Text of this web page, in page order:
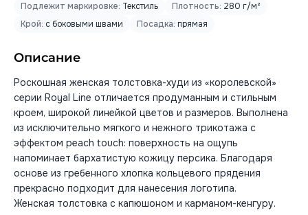
Подлежит маркировке: Текстиль Плотность: 280 г/м²
Крой: с боковыми швами Посадка: прямая
Описание
Роскошная женская толстовка-худи из «королевской»
серии Royal Line отличается продуманным и стильным
кроем, широкой линейкой цветов и размеров. Выполнена
из исключительно мягкого и нежного трикотажа с
эффектом peach touch: поверхность на ощупь
напоминает бархатистую кожицу персика. Благодаря
основе из гребенного хлопка кольцевого прядения
прекрасно подходит для нанесения логотипа.
Женская толстовка с капюшоном и карманом-кенгуру.